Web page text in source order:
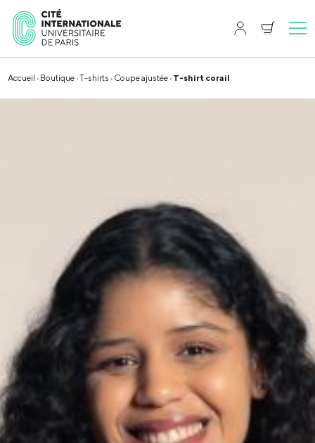
Accueil · Boutique ·T-shirts · Coupe ajustée · T-shirt corail